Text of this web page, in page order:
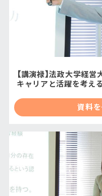
【講演禄】法政大学経
キャリアと活躍を考える
資料